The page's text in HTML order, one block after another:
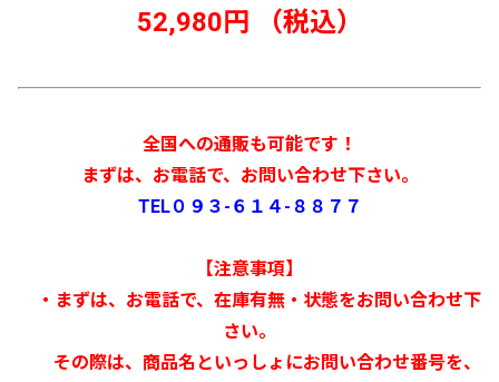
52,980円 （税込）
全国への通販も可能です！
まずは、お電話で、お問い合わせ下さい。
TEL０９３-６１４-８８７７
【注意事項】
・まずは、お電話で、在庫有無・状態をお問い合わせ下
さい。
その際は、商品名といっしょにお問い合わせ番号を、